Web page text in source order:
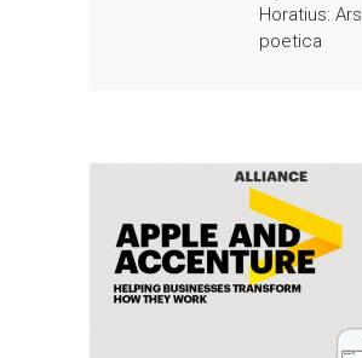
Horatius: Ars
poetica